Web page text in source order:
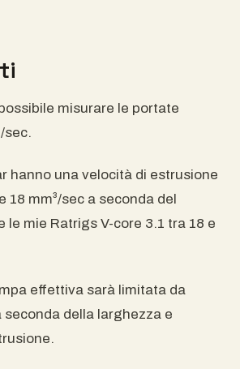
misurare le portate
sec.
hanno una velocità di estrusione
18 mm³/sec a seconda del
le mie Ratrigs V-core 3.1 tra 18 e
effettiva sarà limitata da
della larghezza e